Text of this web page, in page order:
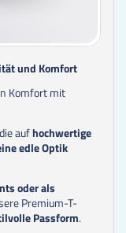
und Komfort
Komfort mit
aufhochwertige
edle Optik
oder als
Premium-T-
Passform.